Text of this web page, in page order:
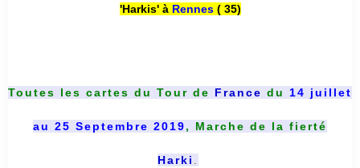
'Harkis' à Rennes( 35)
Toutes les cartes du Tour de France du 14 juillet
au 25 Septembre 2019, Marche de la fierté
Harki .